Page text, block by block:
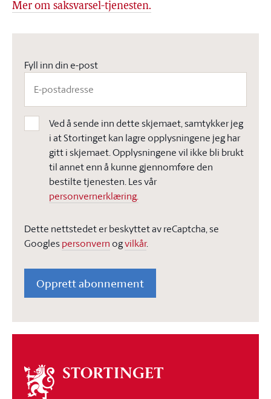
Mer om saksvarsel-tjenesten.
Fyll inn din e-post
Ved å sende inn dette skjemaet, samtykker jeg
i at Stortinget kan lagre opplysningene jeg har
gitt i skjemaet. Opplysningene vil ikke bli brukt
til annet enn å kunne gjennomføre den
bestilte tjenesten. Les vår
personvernerklæring.
Dette nettstedet er beskyttet av reCaptcha, se
Googlespersonvern ogvilkår.
Opprett abonnement
Om
stortinget